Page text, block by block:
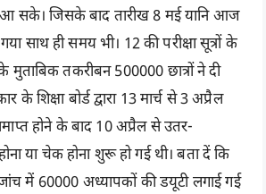
सके। जिसके बाद तारीख 8 मई यानि आज
साथ ही समय भी। 12 की परीक्षा सूत्रों के
तकरीबन 500000 छात्रों ने दी
के शिक्षा बोर्ड द्वारा 13 मार्च से 3 अप्रैल
होने के बाद 10 अप्रैल से उतर-
या चेक होना शुरू हो गई थी। बता दें कि
में 60000 अध्यापकों की डयूटी लगाई गई